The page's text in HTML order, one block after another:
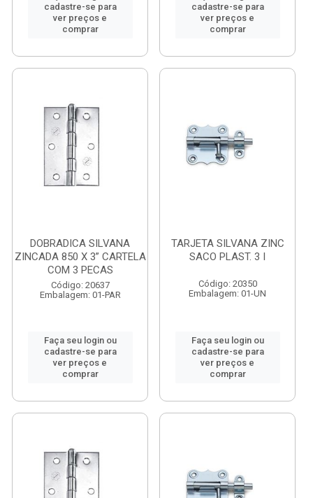
cadastre-se para
ver preços e
comprar
cadastre-se para
ver preços e
comprar
DOBRADICA SILVANA
ZINCADA 850 X 3” CARTELA
COM 3 PECAS
Código: 20637
Embalagem: 01-PAR
Faça seu login ou
cadastre-se para
ver preços e
comprar
TARJETA SILVANA ZINC
SACO PLAST. 3 I
Código: 20350
Embalagem: 01-UN
Faça seu login ou
cadastre-se para
ver preços e
comprar